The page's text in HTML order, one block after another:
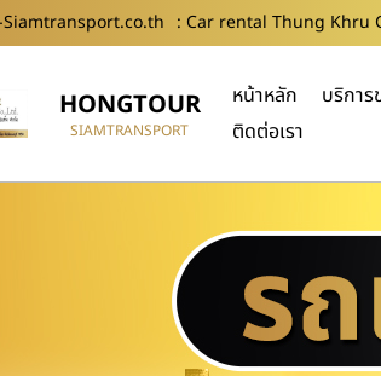
: Car rental Thung Khru
HONGTOUR
SIAMTRANSPORT
หน้าหลัก บริการ
ติดต่อเรา